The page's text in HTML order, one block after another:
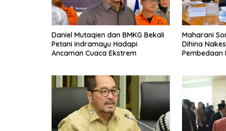
Daniel Mutaqien dan BMKG Bekali
Petani Indramayu Hadapi
Ancaman Cuaca Ekstrem
Maharani
Dihina
Pembedaan